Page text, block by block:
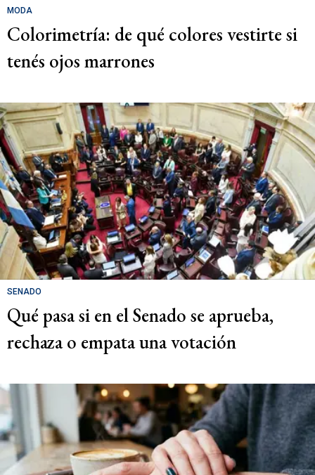
MODA
Colorimetría: de qué colores vestirte si
tenés ojos marrones
SENADO
Qué pasa si en el Senado se aprueba,
rechaza o empata una votación